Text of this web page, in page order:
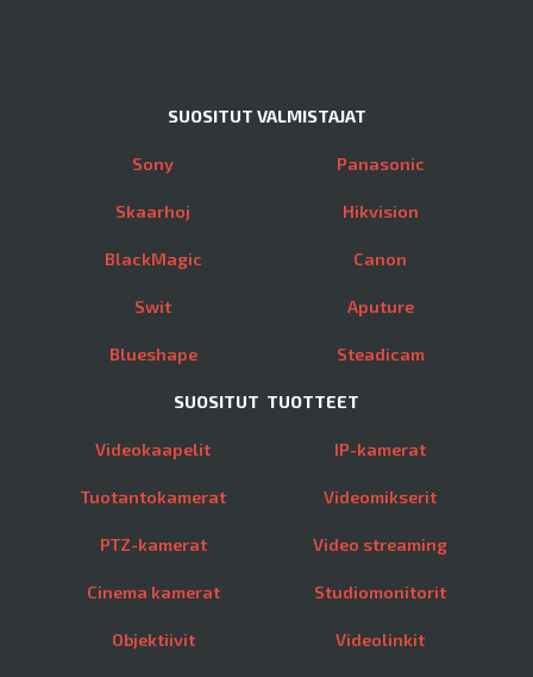
SUOSITUT VALMISTAJAT
Sony
Skaarhoj
BlackMagic
Swit
Blueshape
Panasonic
Hikvision
Canon
Aputure
Steadicam
SUOSITUT TUOTTEET
Videokaapelit
Tuotantokamerat
PTZ-kamerat
Cinema kamerat
Objektiivit
IP-kamerat
Videomikserit
Video streaming
Studiomonitorit
Videolinkit